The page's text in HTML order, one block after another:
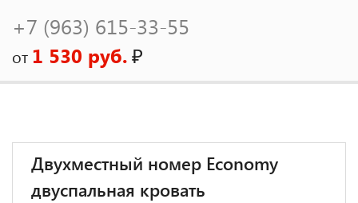
+7 (963) 615-33-55
от 1 530 руб.₽
Двухместный номер Economy
двуспальная кровать